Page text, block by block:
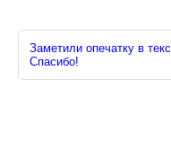
Заметили опечатку в
Спасибо!